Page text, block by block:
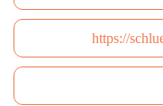
https://